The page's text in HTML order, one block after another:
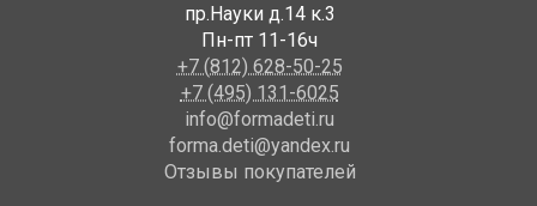
пр.Науки д.14 к.3
Пн-пт 11-16ч
+7 (812) 628-50-25
+7 (495) 131-6025
info@formadeti.ru
forma.deti@yandex.ru
Отзывы покупателей